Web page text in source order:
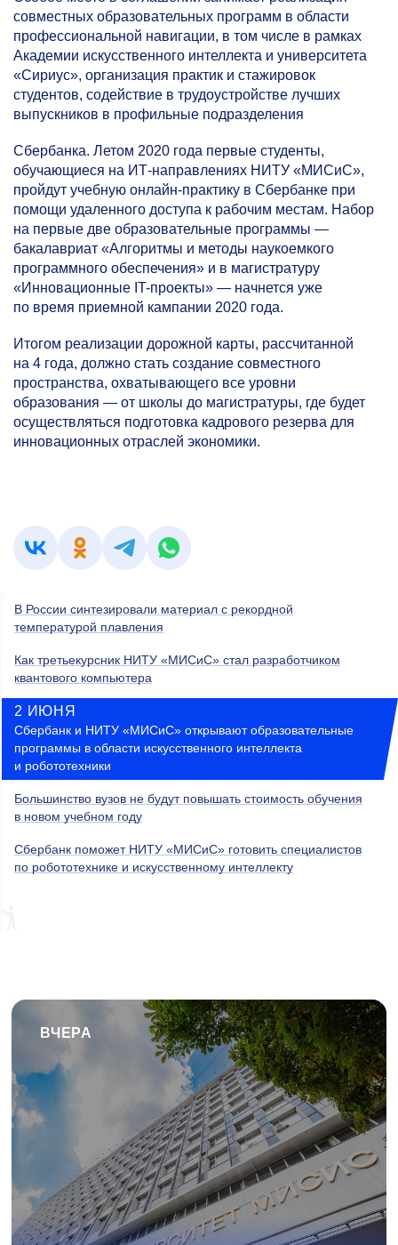
совместных образовательных программ в области
профессиональной навигации, в том числе в рамках
Академии искусственного интеллекта и университета
«Сириус», организация практик и стажировок
студентов, содействие в трудоустройстве лучших
выпускников в профильные подразделения
Сбербанка. Летом 2020 года первые студенты,
обучающиеся на ИТ-направлениях НИТУ «МИСиС»,
пройдут учебную онлайн-практику в Сбербанке при
помощи удаленного доступа к рабочим местам. Набор
на первые две образовательные программы —
бакалавриат «Алгоритмы и методы наукоемкого
программного обеспечения» и в магистратуру
«Инновационные IT-проекты» — начнется уже
по время приемной кампании 2020 года.
Итогом реализации дорожной карты, рассчитанной
на 4 года, должно стать создание совместного
пространства, охватывающего все уровни
образования — от школы до магистратуры, где будет
осуществляться подготовка кадрового резерва для
инновационных отраслей экономики.
В России синтезировали материал с рекордной
температурой плавления
Как третьекурсник НИТУ «МИСиС» стал разработчиком
квантового компьютера
2 ИЮНЯ
Сбербанк и НИТУ «МИСиС» открывают образовательные
программы в области искусственного интеллекта
и робототехники
Большинство вузов не будут повышать стоимость обучения
в новом учебном году
Сбербанк поможет НИТУ «МИСиС» готовить специалистов
по робототехнике и искусственному интеллекту
ВЧЕРА